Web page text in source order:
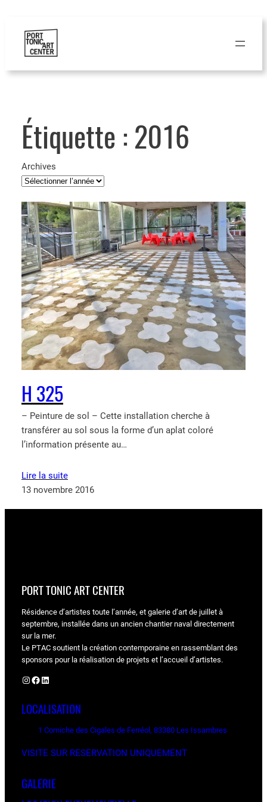
Étiquette : 2016
Archives
H 325
– Peinture de sol – Cette installation cherche à
transférer au sol sous la forme d’un aplat coloré
l’information présente au…
Lire la suite
13 novembre 2016
PORT TONIC ART CENTER
Résidence d’artistes toute l’année, et galerie d’art de juillet à
septembre, installée dans un ancien chantier naval directement
sur la mer.
Le PTAC soutient la création contemporaine en rassemblant des
sponsors pour la réalisation de projets et l’accueil d’artistes.
Instagram Facebook LinkedIn
LOCALISATION
1 Corniche des Cigales de Ferréol, 83380 Les Issambres
VISITE SUR RESERVATION UNIQUEMENT
GALERIE